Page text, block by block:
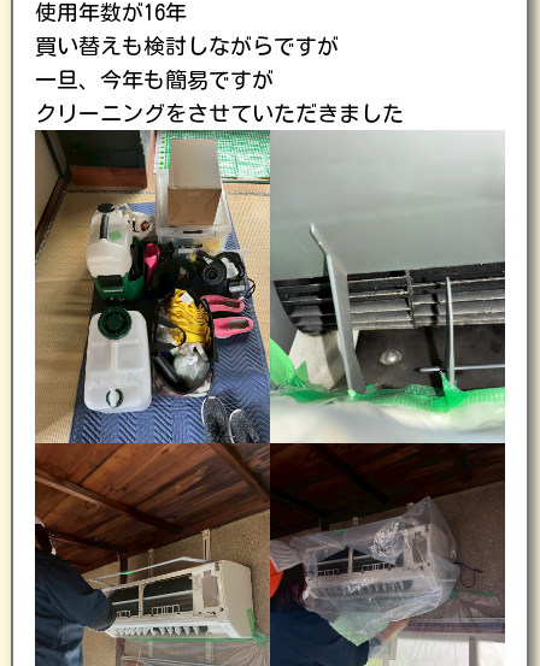
使用年数が16年
買い替えも検討しながらですが
一旦、今年も簡易ですが
クリーニングをさせていただきました